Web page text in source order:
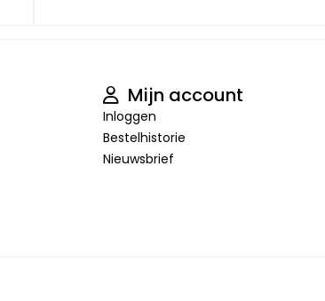
Mijn account
Inloggen
Bestelhistorie
Nieuwsbrief